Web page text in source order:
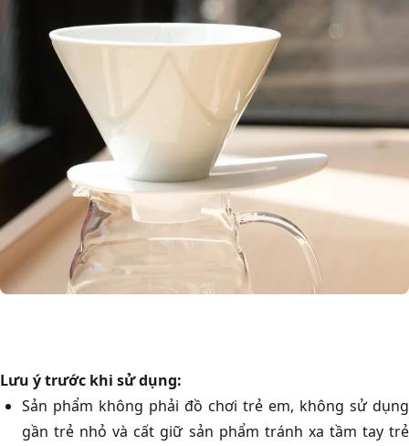
Lưu ý trước khi sử dụng:
Sản phẩm không phải đồ chơi trẻ em, không sử dụng
gần trẻ nhỏ và cất giữ sản phẩm tránh xa tầm tay trẻ